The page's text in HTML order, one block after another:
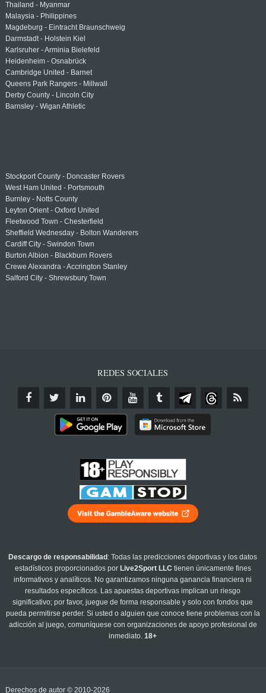
Thailand - Myanmar
Malaysia - Philippines
Magdeburg - Eintracht Braunschweig
Darmstadt - Holstein Kiel
Karlsruher - Arminia Bielefeld
Heidenheim - Osnabrück
Cambridge United - Barnet
Queens Park Rangers - Millwall
Derby County - Lincoln City
Barnsley - Wigan Athletic
Stockport County - Doncaster Rovers
West Ham United - Portsmouth
Burnley - Notts County
Leyton Orient - Oxford United
Fleetwood Town - Chesterfield
Sheffield Wednesday - Bolton Wanderers
Cardiff City - Swindon Town
Burton Albion - Blackburn Rovers
Crewe Alexandra - Accrington Stanley
Salford City - Shrewsbury Town
REDES SOCIALES
Descargo de responsabilidad : Todas las predicciones deportivas y los datos
estadísticos proporcionados por Live2Sport LLC tienen únicamente fines
informativos y analíticos. No garantizamos ninguna ganancia financiera ni
resultados específicos. Las apuestas deportivas implican un riesgo
significativo; por favor, juegue de forma responsable y solo con fondos que
pueda permitirse perder. Si usted o alguien que conoce tiene problemas con la
adicción al juego, comuníquese con organizaciones de apoyo profesional de
inmediato.18+
Derechos de autor © 2010-2026